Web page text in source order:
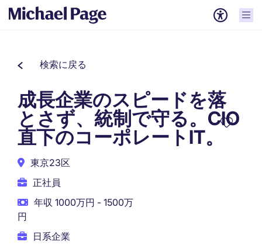
検索に戻る
成長企業のスピードを落
とさず、統制で守る。CIO
直下のコーポレートIT。
東京23区
正社員
年収 1000万円 - 1500万
円
日系企業